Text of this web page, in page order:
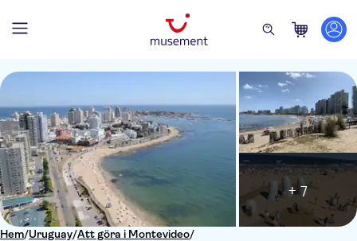
Hem/Uruguay/Att göra i Montevideo/
+ 7